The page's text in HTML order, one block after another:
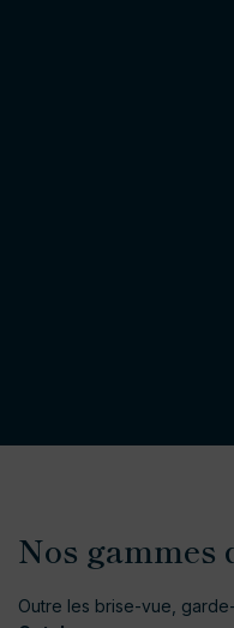
Nos gammes
Outre les brise-vue,